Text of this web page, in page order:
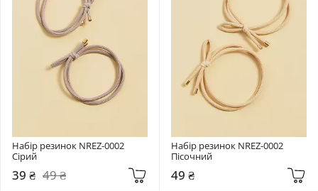
Набір резинок NREZ-0002
Сірий
39 ₴ 49 ₴
Набір резинок NREZ-0002
Пісочний
49 ₴